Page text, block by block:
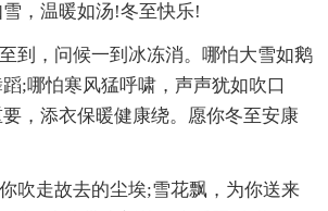
，温暖如汤!冬至快乐!
到，问候一到冰冻消。哪怕大雪如鹅
;哪怕寒风猛呼啸，声声犹如吹口
，添衣保暖健康绕。愿你冬至安康
吹走故去的尘埃;雪花飘，为你送来